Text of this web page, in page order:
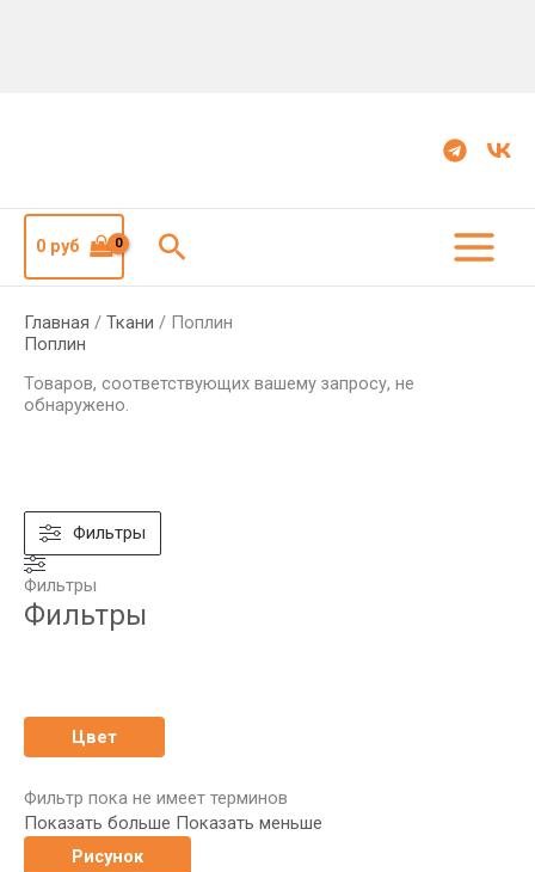
0руб Поиск
Фильтры
Фильтры
Фильтры
Цвет
Фильтр пока не имеет терминов
Показать больше Показать меньше
Рисунок
Главная / Ткани / Поплин
Поплин
Товаров, соответствующих вашему запросу, не
обнаружено.